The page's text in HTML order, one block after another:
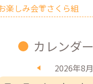
楽しみ会👘さくら組
カレンダー
2026年8月